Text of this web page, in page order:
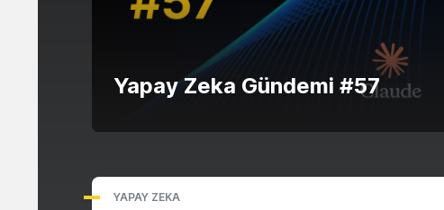
Yapay Zeka Gündemi #57
YAPAY ZEKA